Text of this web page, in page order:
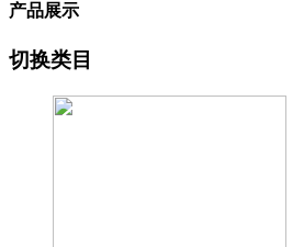
产品展示
切换类目